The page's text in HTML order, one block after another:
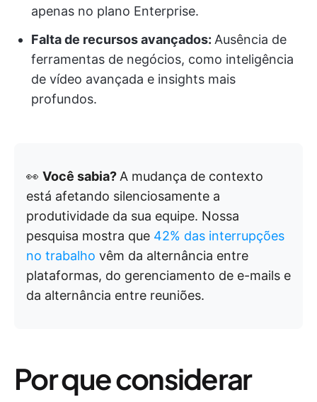
apenas no plano Enterprise.
Falta de recursos avançados: Ausência de
ferramentas de negócios, como inteligência
de vídeo avançada e insights mais
profundos.
👀 Você sabia?A mudança de contexto
está afetando silenciosamente a
produtividade da sua equipe. Nossa
pesquisa mostra que 42% das interrupções
no trabalho vêm da alternância entre
plataformas, do gerenciamento de e-mails e
da alternância entre reuniões.
Por que considerar